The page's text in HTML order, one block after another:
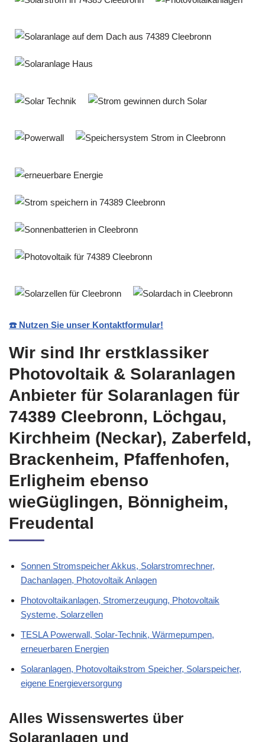
☎️ Nutzen Sie unser Kontaktformular!
Wir sind Ihr erstklassiker
Photovoltaik & Solaranlagen
Anbieter für Solaranlagen für
74389 Cleebronn, Löchgau,
Kirchheim (Neckar), Zaberfeld,
Brackenheim, Pfaffenhofen,
Erligheim ebenso
wieGüglingen, Bönnigheim,
Freudental
Sonnen Stromspeicher Akkus, Solarstromrechner,
Dachanlagen, Photovoltaik Anlagen
Photovoltaikanlagen, Stromerzeugung, Photovoltaik
Systeme, Solarzellen
TESLA Powerwall, Solar-Technik, Wärmepumpen,
erneuerbaren Energien
Solaranlagen, Photovoltaikstrom Speicher, Solarspeicher,
eigene Energieversorgung
Alles Wissenswertes über
Solaranlagen und